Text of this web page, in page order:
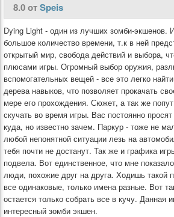
8.0 отSpeis
Dying Light - один из лучших зомби-экшенов.
большое количество времени, т.к в ней
открытый мир, свобода действий и выбора,
плюсами игры. Огромный выбор оружия,
вспомогательных вещей - все это легко
дерева навыков, что позволяет прокачать
мере его прохождения. Сюжет, а так же
скучать во время игры. Вас постоянно
куда, но известно зачем. Паркур - тоже не
любой непонятной ситуации лезь на
тебя почти не достанут. Так же и графика
подвела. Вот единственное, что мне
люди, похожие друг на друга. Ходишь такой
все одинаковые, только имена разные. Вот
остается только собрать все в кучу. Данная
интересный зомби экшен.